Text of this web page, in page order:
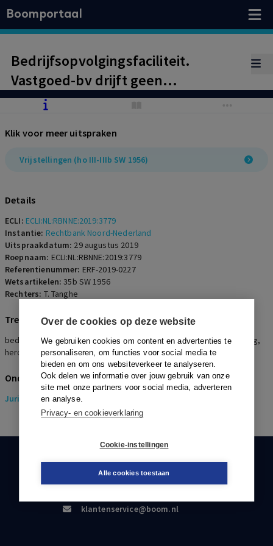
Over de cookies op deze website
We gebruiken cookies om content en advertenties te
personaliseren, om functies voor social media te
bieden en om ons websiteverkeer te analyseren.
Ook delen we informatie over jouw gebruik van onze
site met onze partners voor social media, adverteren
en analyse.
Privacy- en cookieverklaring
Cookie-instellingen
Alle cookies toestaan
Boomportaal
Bedrijfsopvolgingsfaciliteit.
Vastgoed-bv drijft geen
onderneming.
Klik voor meer uitspraken
Vrijstellingen (ho III-IIIb SW 1956)
Details
ECLI: ECLI:NL:RBNNE:2019:3779
Instantie: Rechtbank Noord-Nederland
Uitspraakdatum: 29 augustus 2019
Roepnaam: ECLI:NL:RBNNE:2019:3779
Referentienummer: ERF-2019-0227
Wetsartikelen:35b SW 1956
Rechters: T. Tanghe
Trefwoorden
bedrijfsopvolgingsfaciliteit, BOF, vastgoed-bv, projectontwikkeling,
herontwikkeling
Onderwerpen
Juridisch> Erfrecht
KLANTENSERVICE
088-0301000
klantenservice@boom.nl